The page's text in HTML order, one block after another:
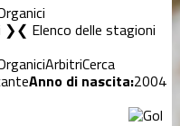
❯ Elenco delle stagioni
ArbitriCerca
Anno di nascita:2004